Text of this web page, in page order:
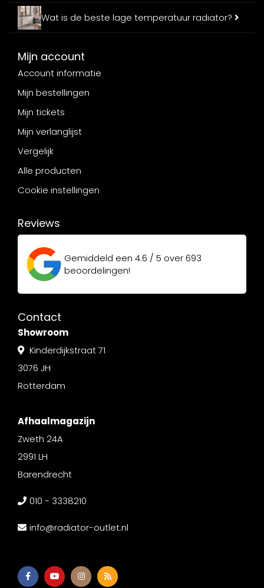
Wat is de beste lage temperatuur radiator?
Mijn account
Account informatie
Mijn bestellingen
Mijn tickets
Mijn verlanglijst
Vergelijk
Alle producten
Cookie instellingen
Reviews
Gemiddeld een 4.6 / 5 over693
beoordelingen!
Contact
Showroom
Kinderdijkstraat 71
3076 JH
Rotterdam
Afhaalmagazijn
Zweth 24A
2991 LH
Barendrecht
010 - 3338210
info@radiator-outlet.nl